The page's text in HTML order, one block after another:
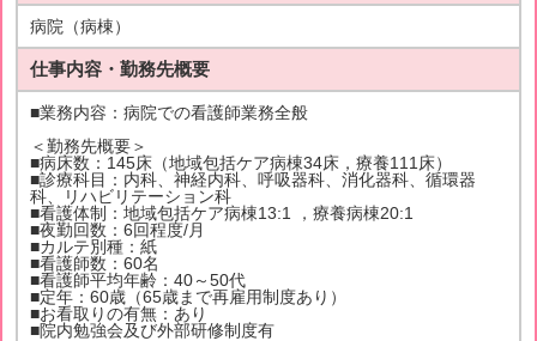
病院（病棟）
仕事内容・勤務先概要
■業務内容：病院での看護師業務全般
＜勤務先概要＞
■病床数：145床（地域包括ケア病棟34床，療養111床）
■診療科目：内科、神経内科、呼吸器科、消化器科、循環器
科、リハビリテーション科
■看護体制：地域包括ケア病棟13:1 ，療養病棟20:1
■夜勤回数：6回程度/月
■カルテ別種：紙
■看護師数：60名
■看護師平均年齢：40～50代
■定年：60歳（65歳まで再雇用制度あり）
■お看取りの有無：あり
■院内勉強会及び外部研修制度有